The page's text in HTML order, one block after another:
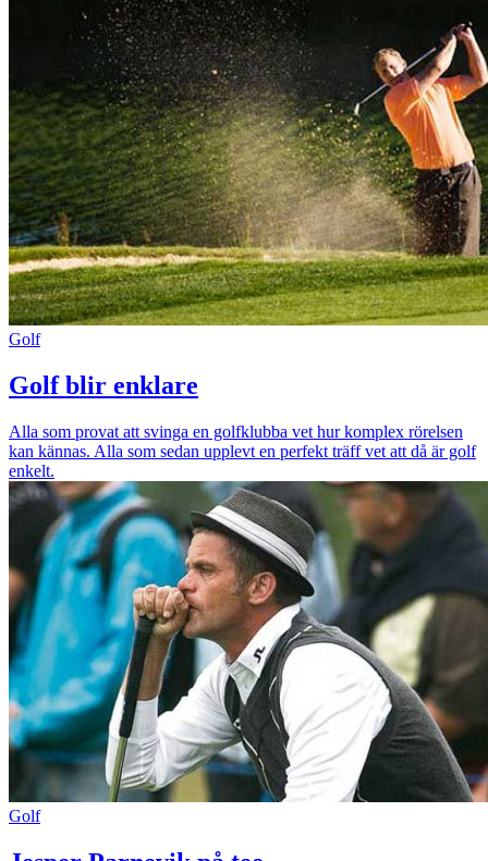
Golf
Golf blir enklare
Alla som provat att svinga en golfklubba vet hur komplex rörelsen
kan kännas. Alla som sedan upplevt en perfekt träff vet att då är golf
enkelt.
Golf